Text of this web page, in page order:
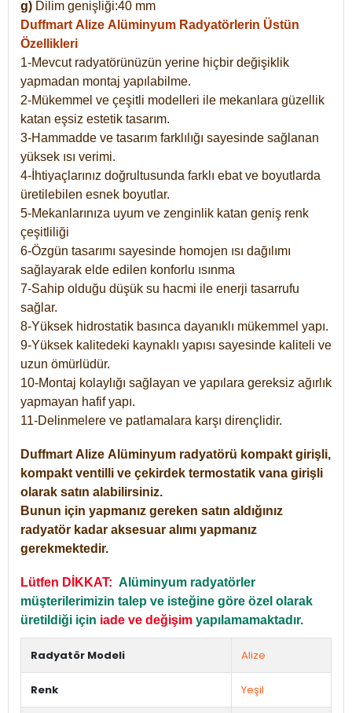
g) Dilim genişliği:40 mm
Duffmart Alize Alüminyum Radyatörlerin Üstün
Özellikleri
1-Mevcut radyatörünüzün yerine hiçbir değişiklik
yapmadan montaj yapılabilme.
2-Mükemmel ve çeşitli modelleri ile mekanlara güzellik
katan eşsiz estetik tasarım.
3-Hammadde ve tasarım farklılığı sayesinde sağlanan
yüksek ısı verimi.
4-İhtiyaçlarınız doğrultusunda farklı ebat ve boyutlarda
üretilebilen esnek boyutlar.
5-Mekanlarınıza uyum ve zenginlik katan geniş renk
çeşitliliği
6-Özgün tasarımı sayesinde homojen ısı dağılımı
sağlayarak elde edilen konforlu ısınma
7-Sahip olduğu düşük su hacmi ile enerji tasarrufu
sağlar.
8-Yüksek hidrostatik basınca dayanıklı mükemmel yapı.
9-Yüksek kalitedeki kaynaklı yapısı sayesinde kaliteli ve
uzun ömürlüdür.
10-Montaj kolaylığı sağlayan ve yapılara gereksiz ağırlık
yapmayan hafif yapı.
11-Delinmelere ve patlamalara karşı dirençlidir.
Duffmart Alize Alüminyum radyatörü kompakt girişli,
kompakt ventilli ve çekirdek termostatik vana girişli
olarak satın alabilirsiniz.
Bunun için yapmanız gereken satın aldığınız
radyatör kadar aksesuar alımı yapmanız
gerekmektedir.
Lütfen DİKKAT: Alüminyum radyatörler
müşterilerimizin talep ve isteğine göre özel olarak
üretildiği için iade ve değişim yapılamamaktadır.
Radyatör Modeli Alize
Renk Yeşil